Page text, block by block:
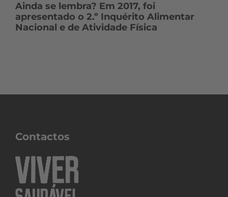
Ainda se lembra? Em 2017, foi
apresentado o 2.º Inquérito Alimentar
Nacional e de Atividade Física
Contactos